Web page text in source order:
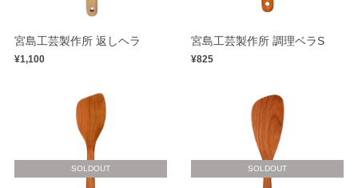
宮島工芸製作所 返しヘラ
¥1,100
宮島工芸製作所 調理ベラS
¥825
SOLDOUT SOLDOUT